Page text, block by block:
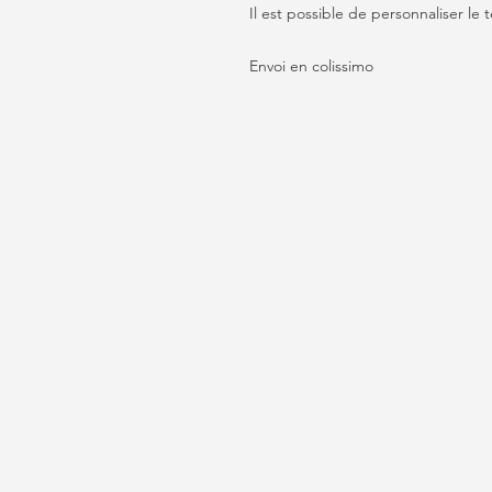
Il est possible de personnaliser le
Envoi en colissimo